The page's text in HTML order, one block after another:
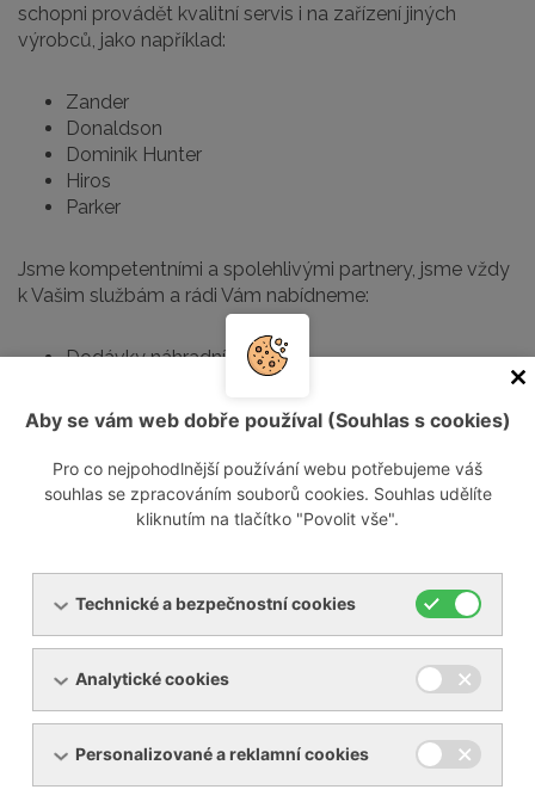
schopni provádět kvalitní servis i na zařízení jiných
výrobců, jako například:
Zander
Donaldson
Dominik Hunter
Hiros
Parker
Jsme kompetentními a spolehlivými partnery, jsme vždy
k Vašim službám a rádi Vám nabídneme:
Dodávky náhradních dílů
Revize
Servisní smlouvy
Jestliže máte zájem o opravu Vašeho zařízení, můžete
vyplnit a zaslat námformulář opravy.
Kontaktujte nás
Informace o návštěvníkovi
Aby se vám web dobře používal (Souhlas s cookies)
Pro co nejpohodlnější používání webu potřebujeme váš
souhlas se zpracováním souborů cookies. Souhlas udělíte
kliknutím na tlačítko "Povolit vše".
Technické a bezpečnostní cookies
Analytické cookies
Personalizované a reklamní cookies